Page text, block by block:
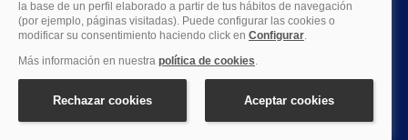
Becas para colombianos
Becas para ecuatorianos
Becas para chilenos
Becas para cubanos
Becas para dominicanos
Becas para bolivianos
Becas para venezolanos
Becas para panameños
Becas para costarricenses